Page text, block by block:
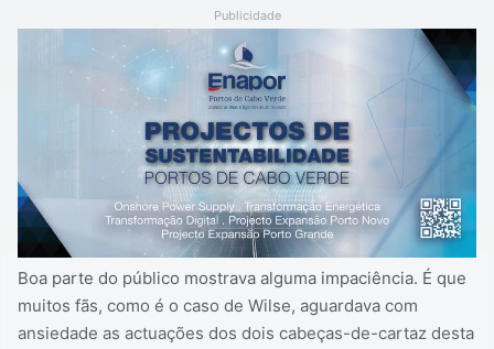
Publicidade
Boa parte do público mostrava alguma impaciência. É que
muitos fãs, como é o caso de Wilse, aguardava com
ansiedade as actuações dos dois cabeças-de-cartaz desta